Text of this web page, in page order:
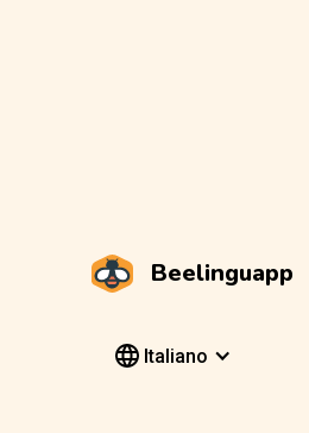
Beelinguapp
Italiano